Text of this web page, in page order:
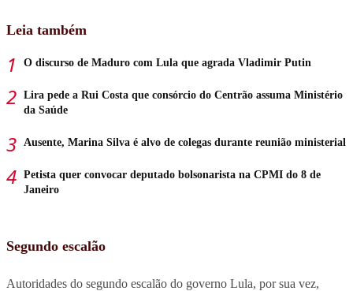
Leia também
O discurso de Maduro com Lula que agrada Vladimir Putin
Lira pede a Rui Costa que consórcio do Centrão assuma Ministério
da Saúde
Ausente, Marina Silva é alvo de colegas durante reunião ministerial
Petista quer convocar deputado bolsonarista na CPMI do 8 de
Janeiro
Segundo escalão
Autoridades do segundo escalão do governo Lula, por sua vez,